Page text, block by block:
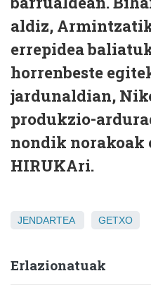
aldiz,
errepidea
horrenbeste
jardunaldian,
produkzio-
nondik norakoak
HIRUKAri.
JENDARTEA GETXO
Erlazionatuak